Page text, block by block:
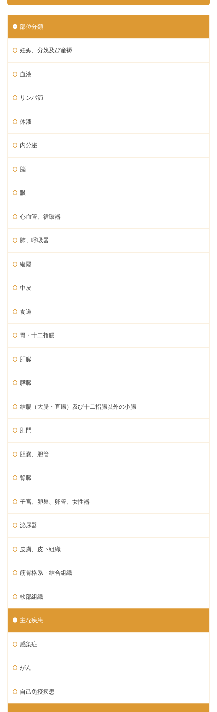
部位分類
妊娠、分娩及び産褥
血液
リンパ節
体液
内分泌
脳
眼
心血管、循環器
肺、呼吸器
縦隔
中皮
食道
胃・十二指腸
肝臓
膵臓
結腸（大腸・直腸）及び十二指腸以外の小腸
肛門
胆嚢、胆管
腎臓
子宮、卵巣、卵管、女性器
泌尿器
皮膚、皮下組織
筋骨格系・結合組織
軟部組織
主な疾患
感染症
がん
自己免疫疾患